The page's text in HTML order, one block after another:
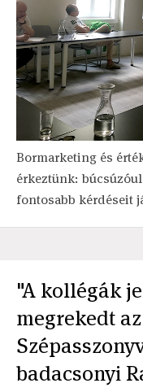
Bormarketing és
érkeztünk:
fontosabb kérdéseit
"A kollégák
megrekedt
badacsonyi